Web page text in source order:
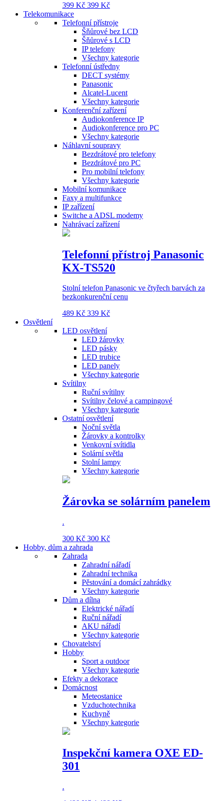
399 Kč 399 Kč
Telekomunikace
Telefonní přístroje
Šňůrové bez LCD
Šňůrové s LCD
IP telefony
Všechny kategorie
Telefonní ústředny
DECT systémy
Panasonic
Alcatel-Lucent
Všechny kategorie
Konferenční zařízení
Audiokonference IP
Audiokonference pro PC
Všechny kategorie
Náhlavní soupravy
Bezdrátové pro telefony
Bezdrátové pro PC
Pro mobilní telefony
Všechny kategorie
Mobilní komunikace
Faxy a multifunkce
IP zařízení
Switche a ADSL modemy
Nahrávací zařízení
Telefonní přístroj Panasonic
KX-TS520
Stolní telefon Panasonic ve čtyřech barvách za
bezkonkurenční cenu
489 Kč 339 Kč
Osvětlení
LED osvětlení
LED žárovky
LED pásky
LED trubice
LED panely
Všechny kategorie
Svítilny
Ruční svítilny
Svítilny čelové a campingové
Všechny kategorie
Ostatní osvětlení
Noční světla
Žárovky a kontrolky
Venkovní svítidla
Solární světla
Stolní lampy
Všechny kategorie
Žárovka se solárním panelem
.
300 Kč 300 Kč
Hobby, dům a zahrada
Zahrada
Zahradní nářadí
Zahradní technika
Pěstování a domácí zahrádky
Všechny kategorie
Dům a dílna
Elektrické nářadí
Ruční nářadí
AKU nářadí
Všechny kategorie
Chovatelství
Hobby
Sport a outdoor
Všechny kategorie
Efekty a dekorace
Domácnost
Meteostanice
Vzduchotechnika
Kuchyně
Všechny kategorie
Inspekční kamera OXE ED-
301
.